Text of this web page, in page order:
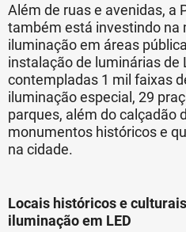
Além de ruas e avenidas, a
também está investindo na
iluminação em áreas
instalação de luminárias de
contempladas 1 mil faixas
iluminação especial, 29
parques, além do calçadão
monumentos históricos e
na cidade.
Locais históricos e
iluminação em LED